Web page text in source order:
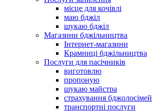
місце для кочівлі
маю бджіл
шукаю бджіл
Магазини бджільництва
Інтернет-магазини
Крамниці бджільництва
Послуги для пасічників
виготовлю
пропоную
шукаю майстра
страхування бджолосімей
транспортні послуги